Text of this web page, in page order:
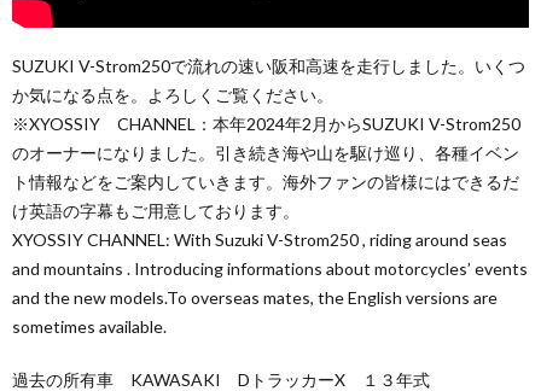
SUZUKI V-Strom250で流れの速い阪和高速を走行しました。いくつ
か気になる点を。よろしくご覧ください。
※XYOSSIY CHANNEL：本年2024年2月からSUZUKI V-Strom250
のオーナーになりました。引き続き海や山を駆け巡り、各種イベン
ト情報などをご案内していきます。海外ファンの皆様にはできるだ
け英語の字幕もご用意しております。
XYOSSIY CHANNEL: With Suzuki V-Strom250 , riding around seas
and mountains . Introducing informations about motorcycles’ events
and the new models.To overseas mates, the English versions are
sometimes available.
過去の所有車 KAWASAKI DトラッカーX １３年式